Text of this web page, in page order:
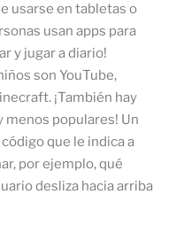
usarse en tabletas o
usan apps para
y jugar a diario!
son YouTube,
¡También hay
menos populares! Un
que le indica a
por ejemplo, qué
desliza hacia arriba